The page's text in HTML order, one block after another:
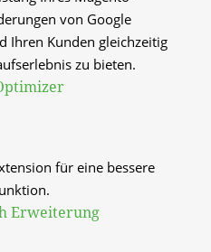
von Google
Ihren Kunden gleichzeitig
zu bieten.
für eine bessere
Erweiterung